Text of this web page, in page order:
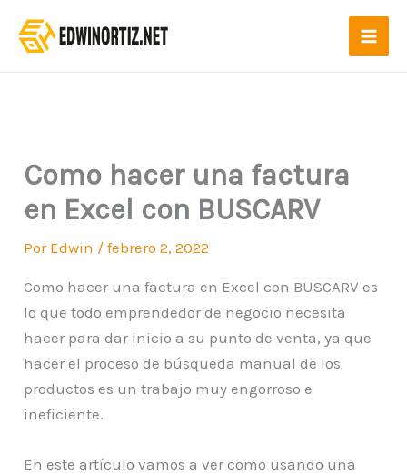
Como hacer una factura
en Excel con BUSCARV
Por Edwin /febrero 2, 2022
Como hacer una factura en Excel con BUSCARV es
lo que todo emprendedor de negocio necesita
hacer para dar inicio a su punto de venta, ya que
hacer el proceso de búsqueda manual de los
productos es un trabajo muy engorroso e
ineficiente.
En este artículo vamos a ver como usando una